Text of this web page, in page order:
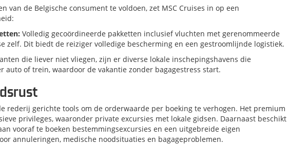
van de Belgische consument te voldoen, zet MSC Cruises in op een
Volledig gecoördineerde pakketten inclusief vluchten met gerenommeerde
zelf. Dit biedt de reiziger volledige bescherming en een gestroomlijnde logistiek.
die liever niet vliegen, zijn er diverse lokale inschepingshavens die
auto of trein, waardoor de vakantie zonder bagagestress start.
rederij gerichte tools om de orderwaarde per boeking te verhogen. Het premium
privileges, waaronder private excursies met lokale gidsen. Daarnaast beschikt
vooraf te boeken bestemmingsexcursies en een uitgebreide eigen
annuleringen, medische noodsituaties en bagageproblemen.